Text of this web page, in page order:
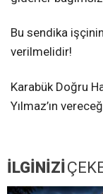
Bu sendika
verilmelidir!
Karabük Doğru
Yılmaz’ın
İLGİNİZİ